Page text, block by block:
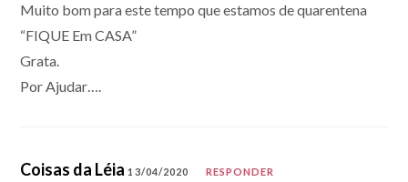
Muito bom para este tempo que estamos de quarentena
“FIQUE Em CASA”
Grata.
Por Ajudar….
Coisas da Léia 13/04/2020 RESPONDER